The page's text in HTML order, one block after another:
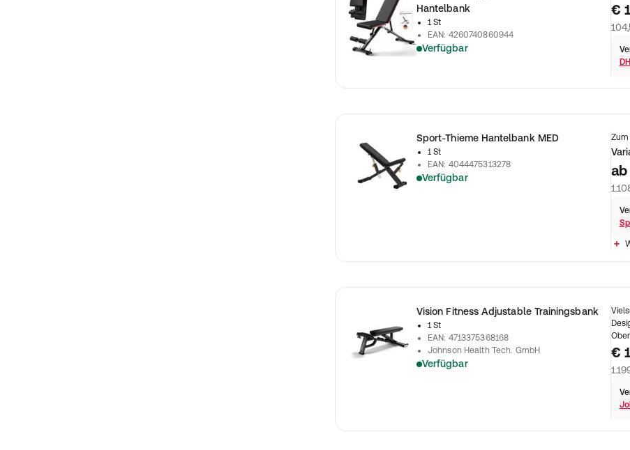
Hantelbank
1 St
EAN: 4260740860944
Verfügbar
€
Sport-Thieme Hantelbank MED
1 St
EAN: 4044475313278
Verfügbar ab
Vision Fitness Adjustable Trainingsbank
1 St
EAN: 4713375368168
Johnson Health Tech. GmbH
Verfügbar
€